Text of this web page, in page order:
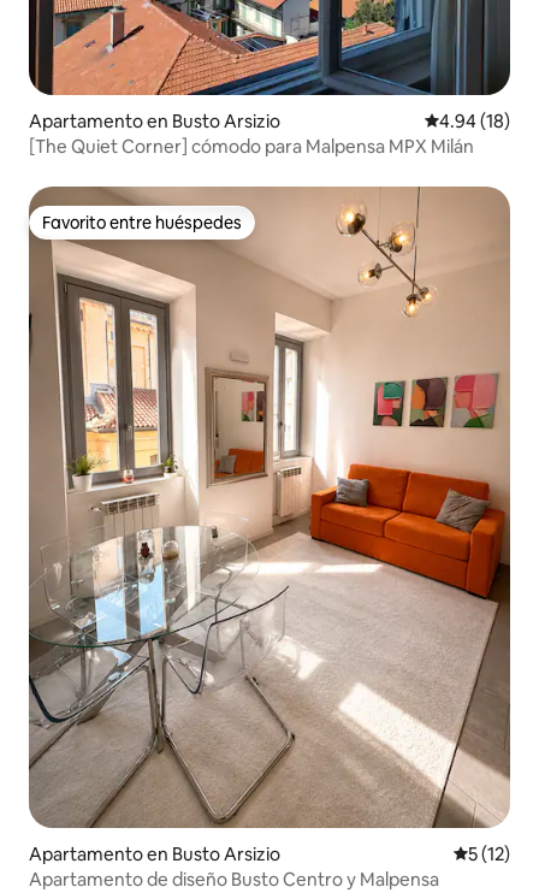
Apartamento en Busto Arsizio Calificación
4.94 (18)
[The Quiet Corner] cómodo para Malpensa MPX Milán
Favorito entre huéspedes
Favorito entre huéspedes
Apartamento en Busto Arsizio
5 (12)
Apartamento de diseño Busto Centro y Malpensa